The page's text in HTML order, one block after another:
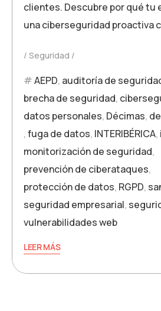
clientes. Descubre por qué tu
una ciberseguridad proactiva
Seguridad
AEPD, auditoría de
brecha de seguridad,
datos personales, Décimas,
,fuga de datos, INTERIBÉRICA,
monitorización de seguridad,
prevención de ciberataques,
protección de datos, RGPD,
seguridad empresarial,
vulnerabilidades web
LEER MÁS